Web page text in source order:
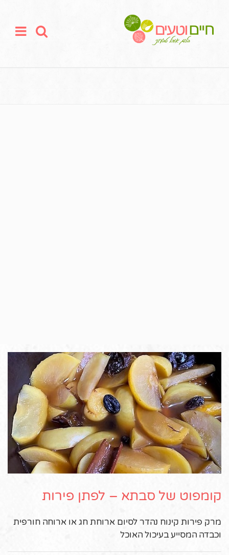
קומפוט של סבתא – לפתן פירות
מרק פירות קינוח נהדר לסיום ארוחת חג או ארוחה חורפית
וכבדה המסייע בעיכול האוכל